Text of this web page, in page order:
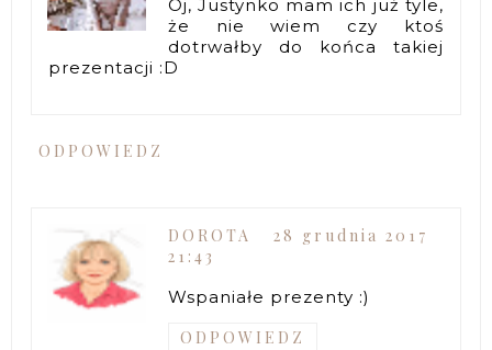
Oj, Justynko mam ich już tyle,
że nie wiem czy ktoś
dotrwałby do końca takiej
prezentacji :D
ODPOWIEDZ
DOROTA
28 grudnia 2017
21:43
Wspaniałe prezenty :)
ODPOWIEDZ